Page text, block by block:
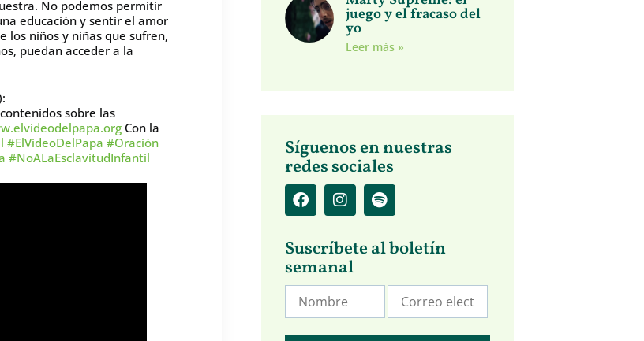
No podemos permitir
educación y sentir el amor
los niños y niñas que sufren,
puedan acceder a la
sobre las
Con la
#ElVideoDelPapa #Oración
#NoALaEsclavitudInfantil
juego y el fracaso del
yo
Leer más »
Síguenos en nuestras
redes sociales
Suscríbete al boletín
semanal